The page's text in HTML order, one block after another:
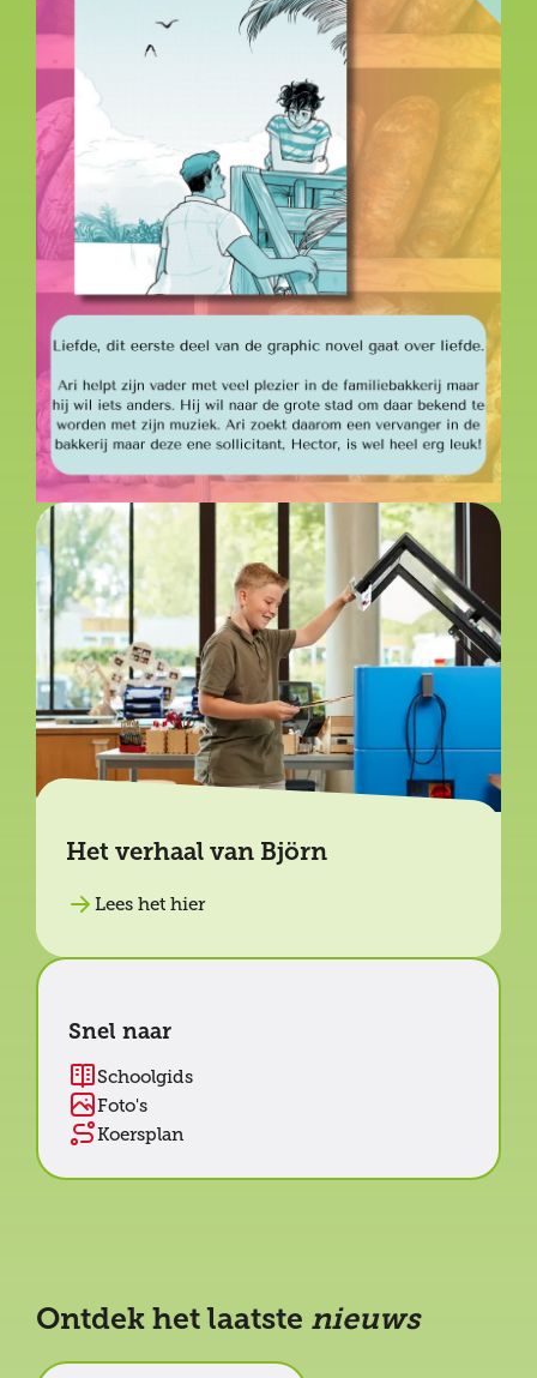
Het verhaal van Björn
Lees het hier
Snel naar
Schoolgids
Foto's
Koersplan
Ontdek het laatste nieuws